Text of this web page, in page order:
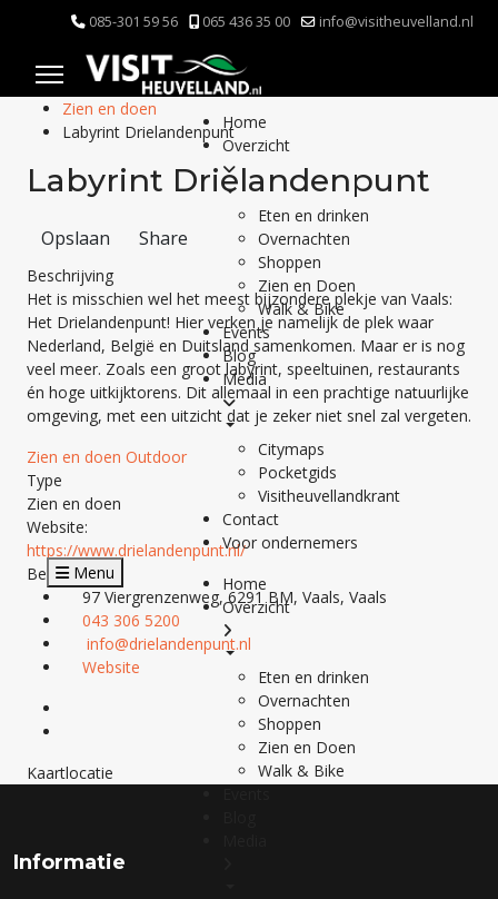
085-301 59 56 065 436 35 00 info@visitheuvelland.nl
Menu
Home
Overzicht
Eten en drinken
Overnachten
Shoppen
Zien en Doen
Walk & Bike
Events
Blog
Media
Citymaps
Pocketgids
Visitheuvellandkrant
Contact
Voor ondernemers
Home
Overzicht
Eten en drinken
Overnachten
Shoppen
Zien en Doen
Walk & Bike
Zien en doen
Labyrint Drielandenpunt
Labyrint Drielandenpunt
Opslaan Share
Beschrijving
Het is misschien wel het meest bijzondere plekje van Vaals:
Het Drielandenpunt! Hier verken je namelijk de plek waar
Nederland, België en Duitsland samenkomen. Maar er is nog
veel meer. Zoals een groot labyrint, speeltuinen, restaurants
én hoge uitkijktorens. Dit allemaal in een prachtige natuurlijke
omgeving, met een uitzicht dat je zeker niet snel zal vergeten.
Zien en doen Outdoor
Type
Zien en doen
Website:
https://www.drielandenpunt.nl/
Bedrijfsinfo
97 Viergrenzenweg, 6291 BM, Vaals, Vaals
043 306 5200
info@drielandenpunt.nl
Website
Kaartlocatie
Informatie